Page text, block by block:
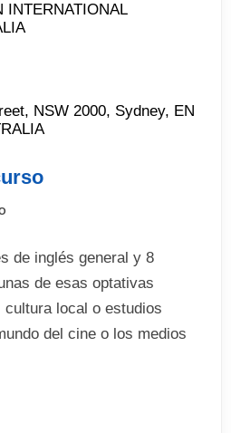
INTERNATIONAL
NSW 2000, Sydney, EN
de inglés general y 8
de esas optativas
local o estudios
del cine o los medios